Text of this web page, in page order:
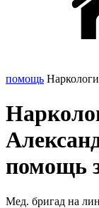
помощь
помощь
Мед. бригад на